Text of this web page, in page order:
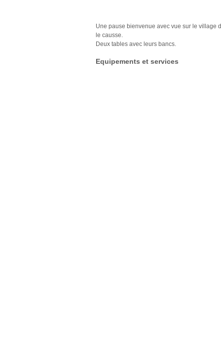
Une pause bienvenue avec vue sur le village
le causse.
Deux tables avec leurs bancs.
Equipements et services